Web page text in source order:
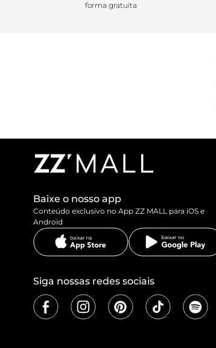
forma gratuita
Baixe o nosso app
Conteúdo exclusivo no App ZZ MALL para iOS e
Android
Siga nossas redes sociais